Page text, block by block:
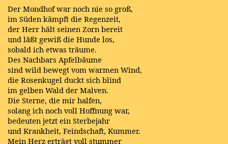
Der Mondhof war noch nie so groß,
im Süden kämpft die Regenzeit,
der Herr hält seinen Zorn bereit
und läßt gewiß die Hunde los,
sobald ich etwas träume.
Des Nachbars Apfelbäume
sind wild bewegt vom warmen Wind,
die Rosenkugel duckt sich blind
im gelben Wald der Malven.
Die Sterne, die mir halfen,
solang ich noch voll Hoffnung war,
bedeuten jetzt ein Sterbejahr
und Krankheit, Feindschaft, Kummer.
Mein Herz erträgt voll stummer